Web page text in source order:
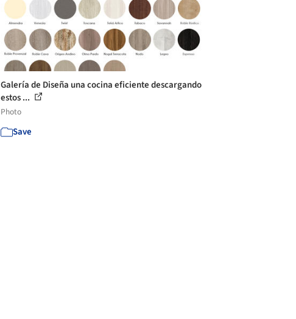
Galería de Diseña una cocina eficiente descargando
estos ...
Photo
Save